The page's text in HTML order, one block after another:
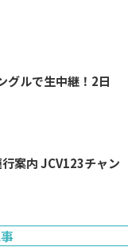
グルで生中継！2日
チャン